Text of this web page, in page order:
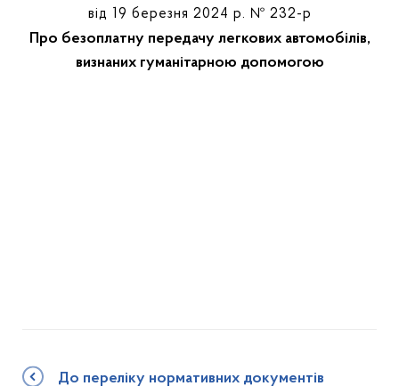
від 19 березня 2024 р. № 232-р
Про безоплатну передачу легкових автомобілів,
визнаних гуманітарною допомогою
До переліку нормативних документів